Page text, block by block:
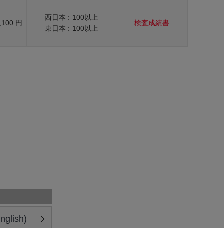
円
西日本 : 100以上
東日本 : 100以上
検査成績書